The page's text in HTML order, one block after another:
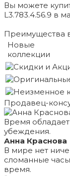
Вы можете
L3.783.4.56.9 в
Преимущества
Новые
коллекции
Продавец-
Время
убеждения.
Анна Краснова
В мире нет
сломанные
время.